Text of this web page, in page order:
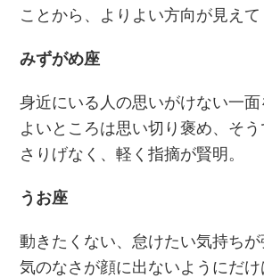
ことから、よりよい方向が見えて
みずがめ座
身近にいる人の思いがけない一面
よいところは思い切り褒め、そ
さりげなく、軽く指摘が賢明。
うお座
動きたくない、怠けたい気持ち
気のなさが顔に出ないようにだ